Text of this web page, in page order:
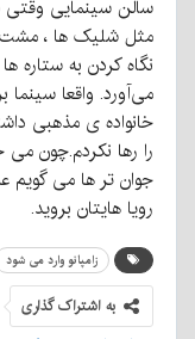
سالن سینمایی وقتی
مثل شلیک ها ،
نگاه کردن به ستاره
می‌آورد. واقعا
خانواده ی مذهبی
را رها نکردم.چون می
جوان تر ها می گویم
رویا هایتان بروید.
زامپانو وارد می شود
به اشتراک گذاری